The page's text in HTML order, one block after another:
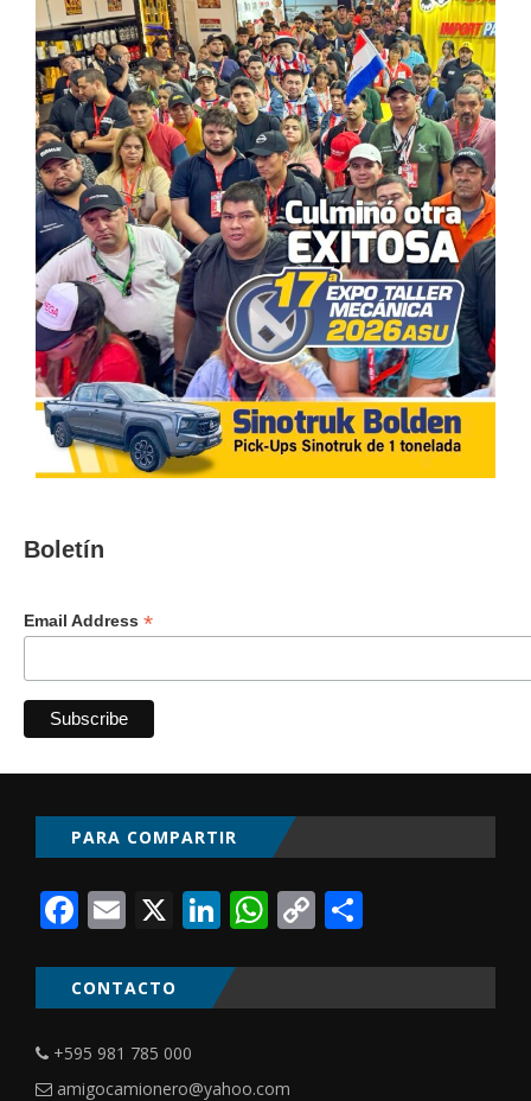
Boletín
Email Address *
PARA COMPARTIR
Facebook
Email
X LinkedIn
WhatsApp
Copy
CONTACTO
+595 981 785 000
amigocamionero@yahoo.com